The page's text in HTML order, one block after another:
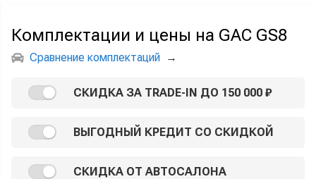
Комплектации и цены на GAC GS8
Сравнение комплектаций →
СКИДКА ЗА TRADE-IN ДО 150 000 ₽
ВЫГОДНЫЙ КРЕДИТ СО СКИДКОЙ
СКИДКА ОТ АВТОСАЛОНА